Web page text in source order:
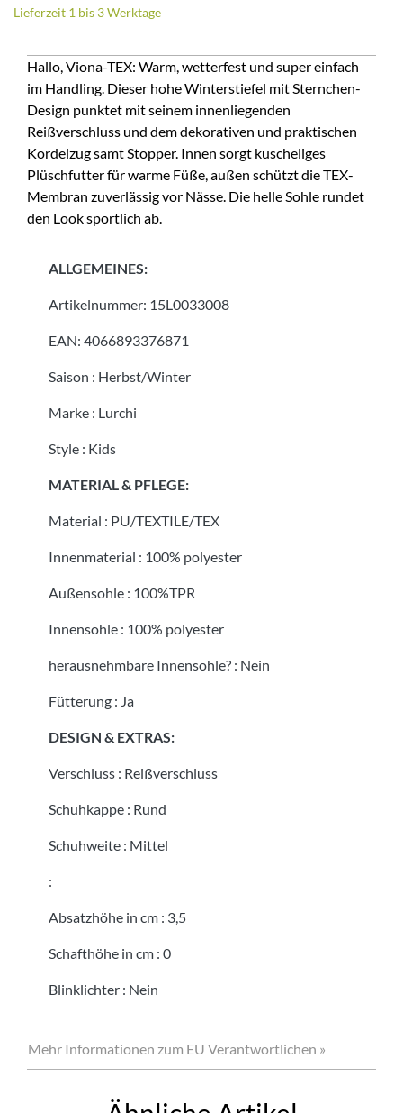
Lieferzeit 1 bis 3 Werktage
Hallo, Viona-TEX: Warm, wetterfest und super einfach
im Handling. Dieser hohe Winterstiefel mit Sternchen-
Design punktet mit seinem innenliegenden
Reißverschluss und dem dekorativen und praktischen
Kordelzug samt Stopper. Innen sorgt kuscheliges
Plüschfutter für warme Füße, außen schützt die TEX-
Membran zuverlässig vor Nässe. Die helle Sohle rundet
den Look sportlich ab.
ALLGEMEINES:
Artikelnummer: 15L0033008
EAN: 4066893376871
Saison : Herbst/Winter
Marke : Lurchi
Style : Kids
MATERIAL & PFLEGE:
Material : PU/TEXTILE/TEX
Innenmaterial : 100% polyester
Außensohle : 100%TPR
Innensohle : 100% polyester
herausnehmbare Innensohle? : Nein
Fütterung : Ja
DESIGN & EXTRAS:
Verschluss : Reißverschluss
Schuhkappe : Rund
Schuhweite : Mittel
:
Absatzhöhe in cm : 3,5
Schafthöhe in cm : 0
Blinklichter : Nein
Mehr Informationen zum EU Verantwortlichen »